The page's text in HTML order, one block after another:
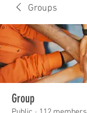
Groups
Group